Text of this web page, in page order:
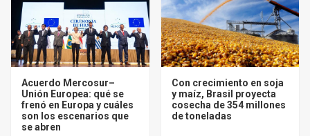
Acuerdo Mercosur–
Unión Europea: qué se
frenó en Europa y cuáles
son los escenarios que
se abren
Con crecimiento en soja
y maíz, Brasil proyecta
cosecha de 354 millones
de toneladas